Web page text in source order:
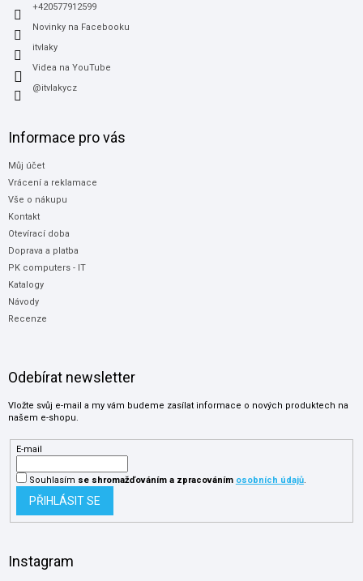
+420577912599
Novinky na Facebooku
itvlaky
Videa na YouTube
@itvlakycz
Informace pro vás
Můj účet
Vrácení a reklamace
Vše o nákupu
Kontakt
Otevírací doba
Doprava a platba
PK computers - IT
Katalogy
Návody
Recenze
Odebírat newsletter
Vložte svůj e-mail a my vám budeme zasílat informace o nových produktech na
našem e-shopu.
E-mail
Souhlasím se shromažďováníma zpracováním osobních údajů.
PŘIHLÁSIT SE
Instagram